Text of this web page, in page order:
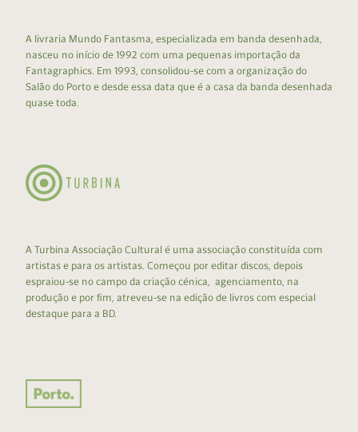
A livraria Mundo Fantasma, especializada em banda desenhada,
nasceu no início de 1992 com uma pequenas importação da
Fantagraphics. Em 1993, consolidou-se com a organização do
Salão do Porto e desde essa data que é a casa da banda desenhada
quase toda.
A Turbina Associação Cultural é uma associação constituída com
artistas e para os artistas. Começou por editar discos, depois
espraiou-se no campo da criação cénica, agenciamento, na
produção e por fim, atreveu-se na edição de livros com especial
destaque para a BD.